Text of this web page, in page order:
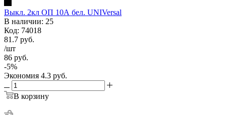
Выкл. 2кл ОП 10А бел. UNIVersal
В наличии: 25
Код: 74018
81.7 руб.
/шт
86 руб.
-5%
Экономия 4.3 руб.
В корзину